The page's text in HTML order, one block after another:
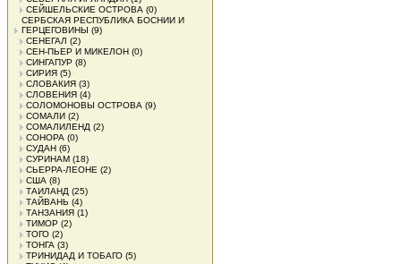
СЕЙШЕЛЬСКИЕ ОСТРОВА (0)
СЕРБСКАЯ РЕСПУБЛИКА БОСНИИ И
ГЕРЦЕГОВИНЫ (9)
СЕНЕГАЛ (2)
СЕН-ПЬЕР И МИКЕЛОН (0)
СИНГАПУР (8)
СИРИЯ (5)
СЛОВАКИЯ (3)
СЛОВЕНИЯ (4)
СОЛОМОНОВЫ ОСТРОВА (9)
СОМАЛИ (2)
СОМАЛИЛЕНД (2)
СОНОРА (0)
СУДАН (6)
СУРИНАМ (18)
СЬЕРРА-ЛЕОНЕ (2)
США (8)
ТАИЛАНД (25)
ТАЙВАНЬ (4)
ТАНЗАНИЯ (1)
ТИМОР (2)
ТОГО (2)
ТОНГА (3)
ТРИНИДАД И ТОБАГО (5)